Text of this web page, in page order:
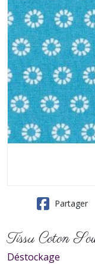
Partager
Tissu Coton
Déstockage